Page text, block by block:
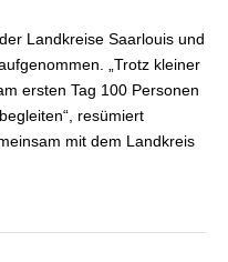
Coronavirus auch
in Saarlouis –
Saarland-West
hat Betrieb
aufgenommen
Landkreise Saarlouis und
„Trotz kleiner
ersten Tag 100 Personen
resümiert
mit dem Landkreis